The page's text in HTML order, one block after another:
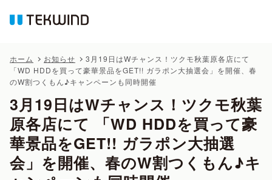
ホーム お知らせ
3月19日はWチャンス！ツクモ秋葉原各店にて
「WD HDDを買って豪華景品をGET!! ガラポン大抽選会」を開催、春
のW割つくもん♪キャンペーンも同時開催
3月19日はWチャンス！ツクモ秋葉
原各店にて 「WD HDDを買って豪
華景品をGET!! ガラポン大抽選
会」を開催、春のW割つくもん♪キ